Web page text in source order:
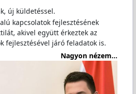
új küldetéssel.
kapcsolatok fejlesztésének
akivel együtt érkeztek az
fejlesztésével járó feladatok is.
Nagyon nézem...